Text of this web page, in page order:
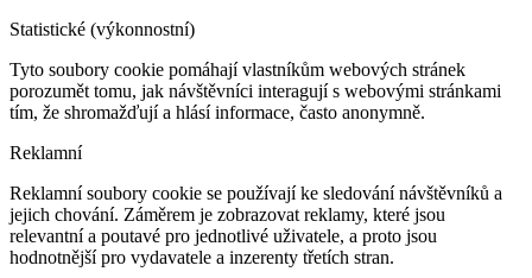
Statistické (výkonnostní)
Tyto soubory cookie pomáhají vlastníkům webových stránek
porozumět tomu, jak návštěvníci interagují s webovými stránkami
tím, že shromažďují a hlásí informace, často anonymně.
Reklamní
Reklamní soubory cookie se používají ke sledování návštěvníků a
jejich chování. Záměrem je zobrazovat reklamy, které jsou
relevantní a poutavé pro jednotlivé uživatele, a proto jsou
hodnotnější pro vydavatele a inzerenty třetích stran.